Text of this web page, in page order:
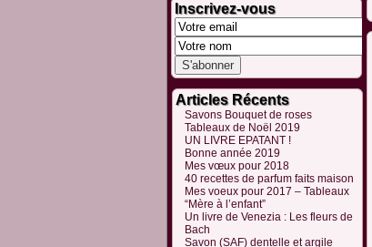
Inscrivez-vous
Articles Récents
Savons Bouquet de roses
Tableaux de Noël 2019
UN LIVRE EPATANT !
Bonne année 2019
Mes vœux pour 2018
40 recettes de parfum faits maison
Mes voeux pour 2017 – Tableaux
“Mère à l’enfant”
Un livre de Venezia : Les fleurs de
Bach
Savon (SAF) dentelle et argile